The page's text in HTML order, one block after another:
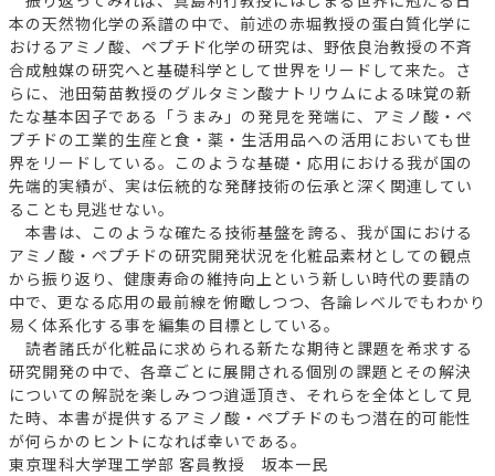
本の天然物化学の系譜の中で、前述の赤堀教授の蛋白質化学に
おけるアミノ酸、ペプチド化学の研究は、野依良治教授の不斉
合成触媒の研究へと基礎科学として世界をリードして来た。さ
らに、池田菊苗教授のグルタミン酸ナトリウムによる味覚の新
たな基本因子である「うまみ」の発見を発端に、アミノ酸・ペ
プチドの工業的生産と食・薬・生活用品への活用においても世
界をリードしている。このような基礎・応用における我が国の
先端的実績が、実は伝統的な発酵技術の伝承と深く関連してい
ることも見逃せない。
本書は、このような確たる技術基盤を誇る、我が国における
アミノ酸・ペプチドの研究開発状況を化粧品素材としての観点
から振り返り、健康寿命の維持向上という新しい時代の要請の
中で、更なる応用の最前線を俯瞰しつつ、各論レベルでもわかり
易く体系化する事を編集の目標としている。
読者諸氏が化粧品に求められる新たな期待と課題を希求する
研究開発の中で、各章ごとに展開される個別の課題とその解決
についての解説を楽しみつつ逍遥頂き、それらを全体として見
た時、本書が提供するアミノ酸・ペプチドのもつ潜在的可能性
が何らかのヒントになれば幸いである。
東京理科大学理工学部 客員教授 坂本一民